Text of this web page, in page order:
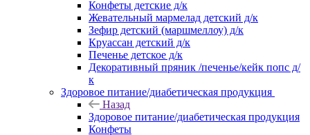
Конфеты детские д/к
Жевательный мармелад детский д/к
Зефир детский (маршмеллоу) д/к
Круассан детский д/к
Печенье детское д/к
Декоративный пряник /печенье/кейк попс д/
к
Здоровое питание/диабетическая продукция
Назад
Здоровое питание/диабетическая продукция
Конфеты